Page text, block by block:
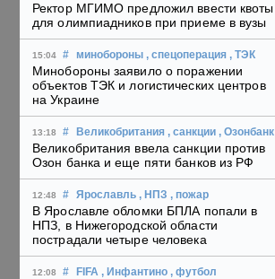
Ректор МГИМО предложил ввести квоты
для олимпиадников при приеме в вузы
15:04 # минобороны , спецоперация , ТЭК
Минобороны заявило о поражении
объектов ТЭК и логистических центров
на Украине
13:18 # Великобритания , санкции , Озонбанк
Великобритания ввела санкции против
Озон банка и еще пяти банков из РФ
12:48 # Ярославль , НПЗ , пожар
В Ярославле обломки БПЛА попали в
НПЗ, в Нижегородской области
пострадали четыре человека
12:08 # FIFA , Инфантино , футбол